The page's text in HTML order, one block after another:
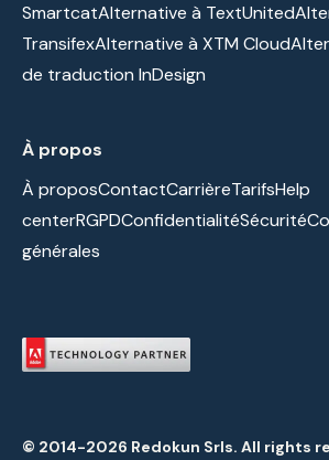
SmartcatAlternative à TextUnited
TransifexAlternative à XTM Cloud
de traduction InDesign
À propos
À proposContactCarrièreTarifsHelp
centerRGPDConfidentialitéSécurité
générales
© 2014-2026 Redokun Srls. All rights